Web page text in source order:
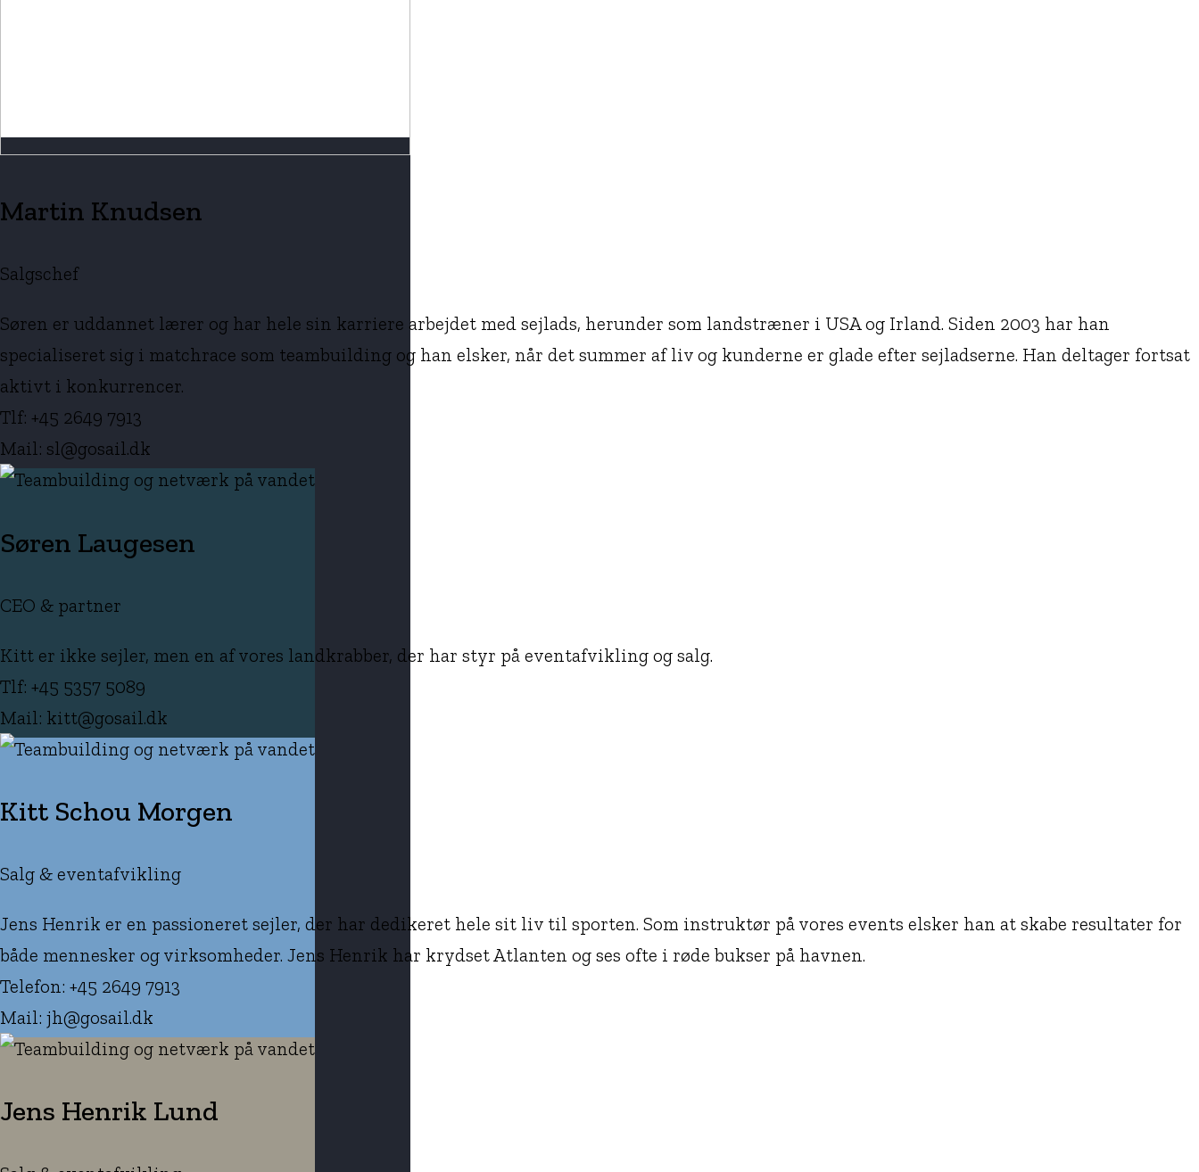
Martin Knudsen
Salgschef
Søren er uddannet lærer og har hele sin karriere arbejdet med sejlads, herunder som landstræner i USA og Irland. Siden 2003 har han
specialiseret sig i matchrace som teambuilding og han elsker, når det summer af liv og kunderne er glade efter sejladserne. Han deltager fortsat
aktivt i konkurrencer.
Tlf: +45 2649 7913
Mail: sl@gosail.dk
Søren Laugesen
CEO & partner
Kitt er ikke sejler, men en af vores landkrabber, der har styr på eventafvikling og salg.
Tlf: +45 5357 5089
Mail: kitt@gosail.dk
Kitt Schou Morgen
Salg & eventafvikling
Jens Henrik er en passioneret sejler, der har dedikeret hele sit liv til sporten. Som instruktør på vores events elsker han at skabe resultater for
både mennesker og virksomheder. Jens Henrik har krydset Atlanten og ses ofte i røde bukser på havnen.
Telefon: +45 2649 7913
Mail: jh@gosail.dk
Jens Henrik Lund